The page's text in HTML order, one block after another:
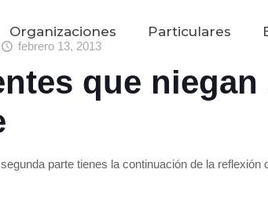
Organizaciones Particulares
febrero 13, 2013
que niegan
parte tienes la continuación de la